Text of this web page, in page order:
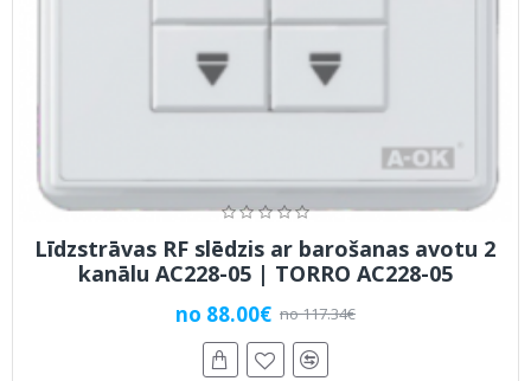
Līdzstrāvas RF slēdzis ar barošanas avotu 2
kanālu AC228-05 | TORRO AC228-05
no 88.00€ no 117.34€